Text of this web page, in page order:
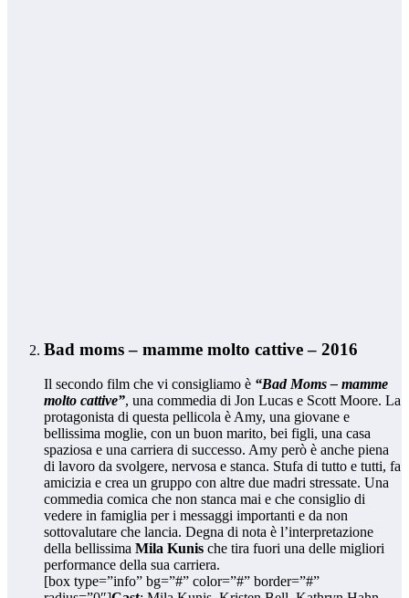
Bad moms – mamme molto cattive – 2016
Il secondo film che vi consigliamo è “Bad Moms – mamme
molto cattive”, una commedia di Jon Lucas e Scott Moore. La
protagonista di questa pellicola è Amy, una giovane e
bellissima moglie, con un buon marito, bei figli, una casa
spaziosa e una carriera di successo. Amy però è anche piena
di lavoro da svolgere, nervosa e stanca. Stufa di tutto e tutti, fa
amicizia e crea un gruppo con altre due madri stressate. Una
commedia comica che non stanca mai e che consiglio di
vedere in famiglia per i messaggi importanti e da non
sottovalutare che lancia. Degna di nota è l’interpretazione
della bellissima Mila Kunis che tira fuori una delle migliori
performance della sua carriera.
[box type=”info” bg=”#” color=”#” border=”#”